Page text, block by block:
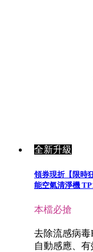
全新升級
領券現折【限時
能空氣清淨機
本檔必搶
去除流感病毒
自動感應、